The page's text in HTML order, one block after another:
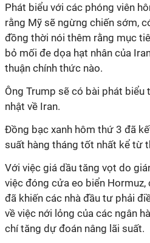
Phát biểu với các phóng viên
rằng Mỹ sẽ ngừng chiến sớm,
đồng thời nói thêm rằng mục
bỏ mối đe dọa hạt nhân của
thuận chính thức nào.
Ông Trump sẽ có bài phát
nhật về Iran.
Đồng bạc xanh hôm thứ 3 đã
suất hàng tháng tốt nhất kể từ
Với việc giá dầu tăng vọt do
việc đóng cửa eo biển Hormuz,
đã khiến các nhà đầu tư phải
về việc nới lỏng của các ngân
chí tăng dự đoán nâng lãi suất.